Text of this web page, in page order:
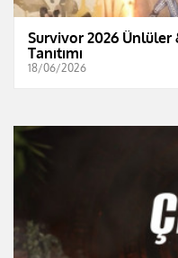
Survivor 2026 Ünlüler
Tanıtımı
18/06/2026